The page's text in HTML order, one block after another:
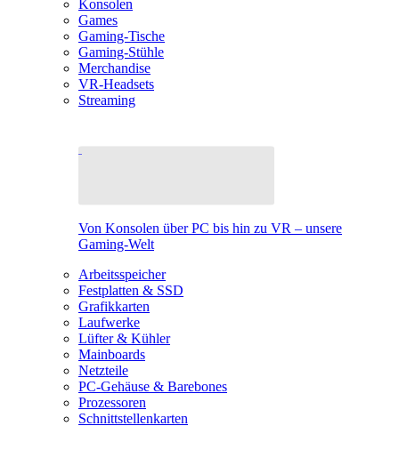
Konsolen
Games
Gaming-Tische
Gaming-Stühle
Merchandise
VR-Headsets
Streaming
Von Konsolen über PC bis hin zu VR – unsere
Gaming-Welt
Arbeitsspeicher
Festplatten & SSD
Grafikkarten
Laufwerke
Lüfter & Kühler
Mainboards
Netzteile
PC-Gehäuse & Barebones
Prozessoren
Schnittstellenkarten